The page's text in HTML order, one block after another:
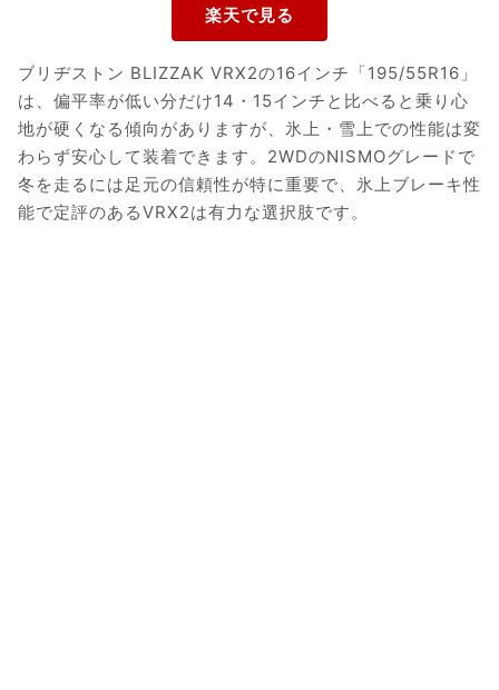
ブリヂストン BLIZZAK VRX2の16インチ「195/55R16」
は、偏平率が低い分だけ14・15インチと比べると乗り心
地が硬くなる傾向がありますが、氷上・雪上での性能は変
わらず安心して装着できます。2WDのNISMOグレードで
冬を走るには足元の信頼性が特に重要で、氷上ブレーキ性
能で定評のあるVRX2は有力な選択肢です。